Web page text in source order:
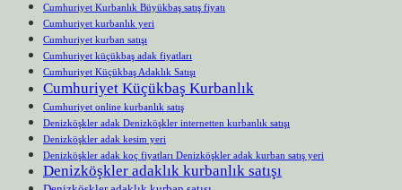
Cumhuriyet Kurbanlık Büyükbaş satış fiyatı
Cumhuriyet kurbanlık yeri
Cumhuriyet kurban satışı
Cumhuriyet küçükbaş adak fiyatları
Cumhuriyet Küçükbaş Adaklık Satışı
Cumhuriyet Küçükbaş Kurbanlık
Cumhuriyet online kurbanlık satış
Denizköşkler adak Denizköşkler internetten kurbanlık satışı
Denizköşkler adak kesim yeri
Denizköşkler adak koç fiyatları Denizköşkler adak kurban satış yeri
Denizköşkler adaklık kurbanlık satışı